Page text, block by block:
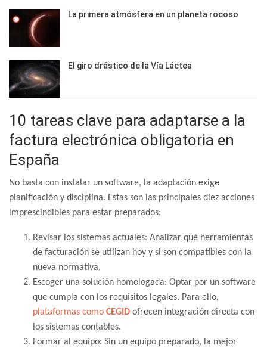
La primera atmósfera en un planeta rocoso
El giro drástico de la Vía Láctea
10 tareas clave para adaptarse a la
factura electrónica obligatoria en
España
No basta con instalar un software, la adaptación exige
planificación y disciplina. Estas son las principales diez acciones
imprescindibles para estar preparados:
Revisar los sistemas actuales: Analizar qué herramientas
de facturación se utilizan hoy y si son compatibles con la
nueva normativa.
Escoger una solución homologada: Optar por un software
que cumpla con los requisitos legales. Para ello,
plataformas como CEGID ofrecen integración directa con
los sistemas contables.
Formar al equipo: Sin un equipo preparado, la mejor